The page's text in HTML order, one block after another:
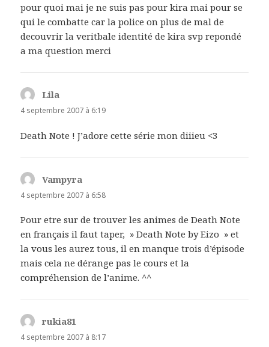
pour quoi mai je ne suis pas pour kira mai pour se
qui le combatte car la police on plus de mal de
decouvrir la veritbale identité de kira svp repondé
a ma question merci
Lila
4 septembre 2007 à 6:19
Death Note ! J’adore cette série mon diiieu <3
Vampyra
4 septembre 2007 à 6:58
Pour etre sur de trouver les animes de Death Note
en français il faut taper, » Death Note by Eizo » et
la vous les aurez tous, il en manque trois d’épisode
mais cela ne dérange pas le cours et la
compréhension de l’anime. ^^
rukia81
4 septembre 2007 à 8:17